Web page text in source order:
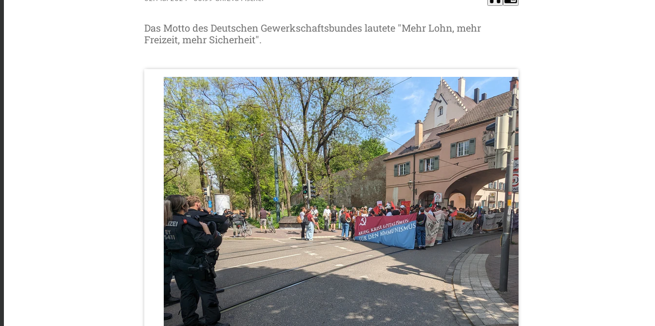
Das Motto des Deutschen Gewerkschaftsbundes lautete "Mehr Lohn, mehr
Freizeit, mehr Sicherheit".